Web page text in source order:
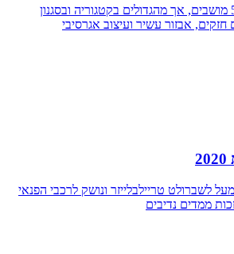
קרוסאובר משפחתי עם 5 מושבים, אך מהגדולים בקטגוריה ובסגנון
אבזור עשיר ועיצוב אגרסיבי
לשברולט טריילבלייזר ונושק לרכבי הפנאי
ממדים נדיבים